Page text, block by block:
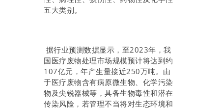
五大类别。
据行业预测数据显示，至2023年，我
国医疗废物处理市场规模预计将达到约
107亿元，年产生量接近250万吨。由
于医疗废物含有病原微生物、化学污染
物及尖锐器械等，具备生物毒性和潜在
传染风险，若管理不当将对生态环境和